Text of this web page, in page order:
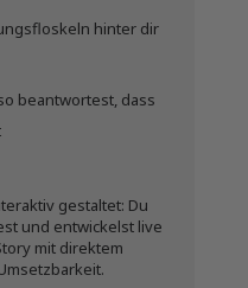
hinter dir
beantwortest, dass
gestaltet: Du
und entwickelst live
mit direktem